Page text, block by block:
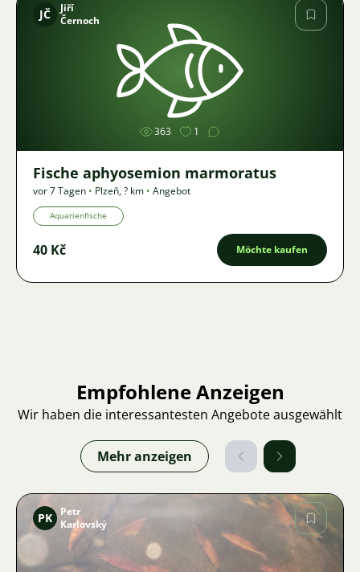
Bild
JČ
Jiří
Černoch
363 1
Fische aphyosemion marmoratus
vor 7 Tagen • Plzeň,? km • Angebot
Aquarienfische
40 Kč Möchte kaufen
Empfohlene Anzeigen
Wir haben die interessantesten Angebote ausgewählt
Mehr anzeigen
PK
Petr
Karlovský